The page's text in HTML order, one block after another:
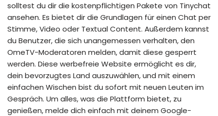
solltest du dir die kostenpflichtigen Pakete von Tinychat
ansehen. Es bietet dir die Grundlagen für einen Chat per
Stimme, Video oder Textual Content. Außerdem kannst
du Benutzer, die sich unangemessen verhalten, den
OmeTV-Moderatoren melden, damit diese gesperrt
werden. Diese werbefreie Website ermöglicht es dir,
dein bevorzugtes Land auszuwählen, und mit einem
einfachen Wischen bist du sofort mit neuen Leuten im
Gespräch. Um alles, was die Plattform bietet, zu
genießen, melde dich einfach mit deinem Google-